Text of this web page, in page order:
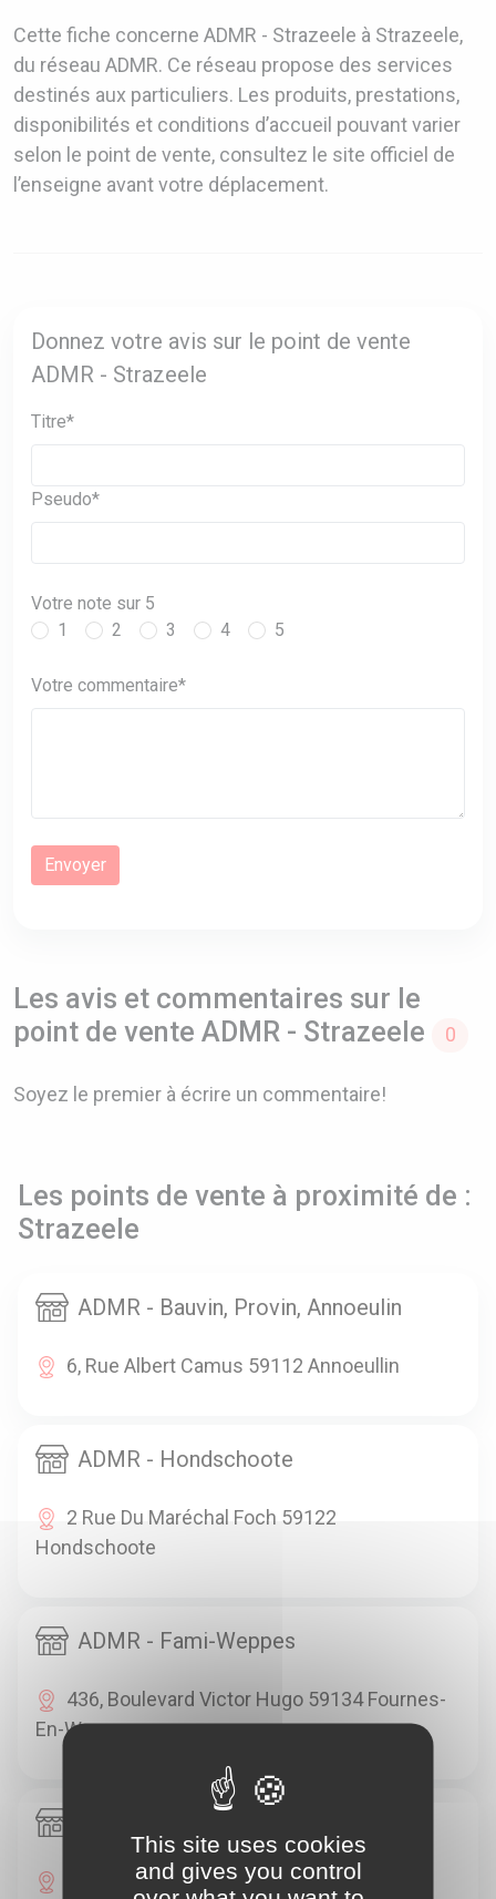
Cette fiche concerne ADMR - Strazeele à Strazeele,
du réseau ADMR. Ce réseau propose des services
destinés aux particuliers. Les produits, prestations,
disponibilités et conditions d’accueil pouvant varier
selon le point de vente, consultez le site officiel de
l’enseigne avant votre déplacement.
Donnez votre avis sur le point de vente
ADMR - Strazeele
Titre*
Pseudo*
Votre note sur 5
1
2 3 4 5
Votre commentaire*
Les avis et commentaires sur le
point de vente ADMR - Strazeele
0
Soyez le premier à écrire un commentaire!
Les points de vente à proximité de :
Strazeele
ADMR - Bauvin, Provin, Annoeulin
6, Rue Albert Camus 59112 Annoeullin
ADMR - Hondschoote
2 Rue Du Maréchal Foch 59122
Hondschoote
ADMR - Fami-Weppes
436, Boulevard Victor Hugo 59134 Fournes-
En-Weppes
30 Rue De St Omer 59143 Watten
This site uses cookies
and gives you control